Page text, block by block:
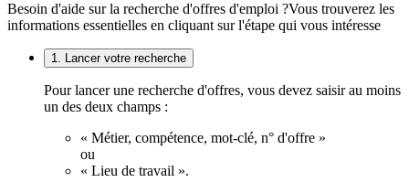
Besoin d'aide sur la recherche d'offres d'emploi ?Vous trouverez les
informations essentielles en cliquant sur l'étape qui vous intéresse
1. Lancer votre recherche
Pour lancer une recherche d'offres, vous devez saisir au moins
un des deux champs :
« Métier, compétence, mot-clé, n° d'offre »
ou
« Lieu de travail ».